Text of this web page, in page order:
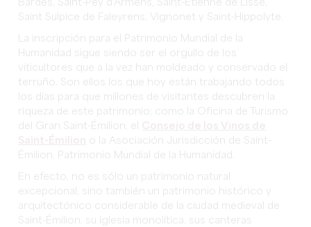
Bardes, Saint-Pey d'Armens, Saint-Étienne de Lisse,
Saint Sulpice de Faleyrens, Vignonet y Saint-Hippolyte.
La inscripción para el Patrimonio Mundial de la
Humanidad sigue siendo ser el orgullo de los
viticultores que a la vez han moldeado y conservado el
terruño. Son ellos los que hoy están trabajando todos
los días para que millones de visitantes descubren la
riqueza de este patrimonio; como la Oficina de Turismo
del Gran Saint-Émilion, el
o la Asociación Jurisdicción de Saint-
Émilion, Patrimonio Mundial de la Humanidad.
En efecto, no es sólo un patrimonio natural
excepcional, sino también un patrimonio histórico y
arquitectónico considerable de la ciudad medieval de
Saint-Émilion, su iglesia monolítica, sus canteras